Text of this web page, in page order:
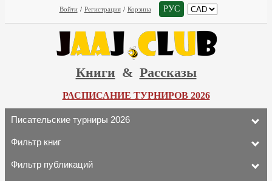
Войти / Регистрация / Корзина РУС
Книги & Рассказы
РАСПИСАНИЕ ТУРНИРОВ 2026
Писательские турниры 2026
Фильтр книг
Фильтр публикаций